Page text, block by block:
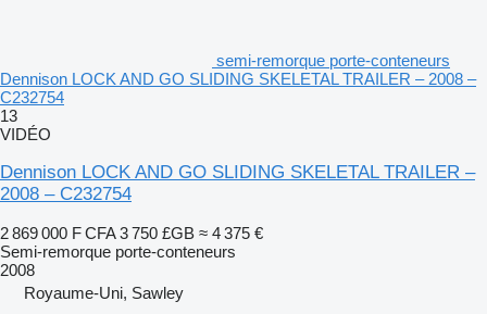
semi-remorque porte-conteneurs
Dennison LOCK AND GO SLIDING SKELETAL TRAILER – 2008 –
C232754
13
VIDÉO
Dennison LOCK AND GO SLIDING SKELETAL TRAILER –
2008 – C232754
2 869 000 F CFA 3 750 £GB ≈ 4 375 €
Semi-remorque porte-conteneurs
2008
Royaume-Uni, Sawley